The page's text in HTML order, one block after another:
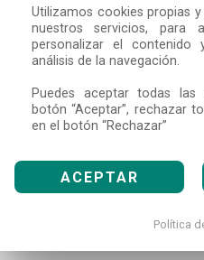
Utilizamos cookies propias
nuestros servicios, para
personalizar el contenido
análisis de la navegación.
Puedes aceptar todas
botón “Aceptar”, rechazar
en el botón “Rechazar”
ACEPTAR
Política